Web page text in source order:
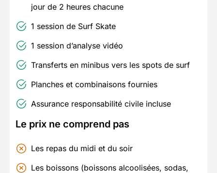
jour de 2 heures chacune
1 session de Surf Skate
1 session d’analyse vidéo
Transferts en minibus vers les spots de surf
Planches et combinaisons fournies
Assurance responsabilité civile incluse
Le prix ne comprend pas
Les repas du midi et du soir
Les boissons (boissons alcoolisées, sodas,